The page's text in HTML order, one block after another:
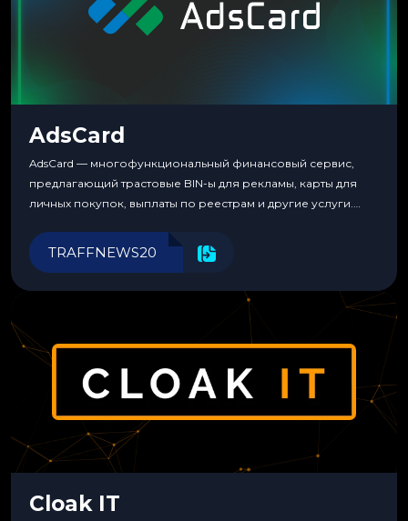
AdsCard
AdsCard — многофункциональный финансовый сервис,
предлагающий трастовые BIN-ы для рекламы, карты для
личных покупок, выплаты по реестрам и другие услуги.
инструменты для управления финансами.
TRAFFNEWS20
Cloak IT